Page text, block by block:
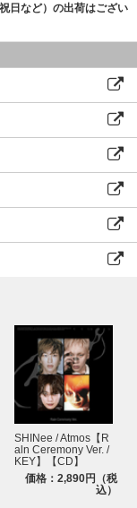
日など）の出荷はござい
SHINee / Atmos【R
aln Ceremony Ver. /
KEY】【CD】
価格：2,890円（税
込）